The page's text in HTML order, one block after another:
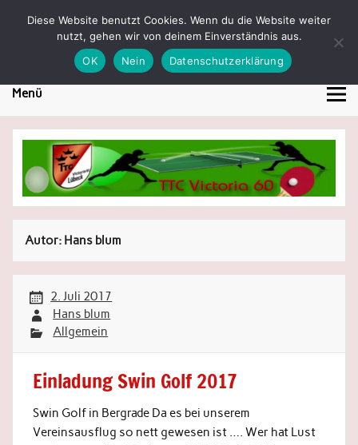
content
TTC Victoria 60 Lübeck
Tischtennis in Lübeck
Menü
Autor: Hans blum
2. Juli 2017
Hans blum
Allgemein
Einladung Swin Golf 2017
Swin Golf in Bergrade Da es bei unserem
Vereinsausflug so nett gewesen ist …. Wer hat Lust
Diese Website benutzt Cookies. Wenn du die Website weiter
nutzt, gehen wir von deinem Einverständnis aus.
OK
Nein Datenschutzerklärung